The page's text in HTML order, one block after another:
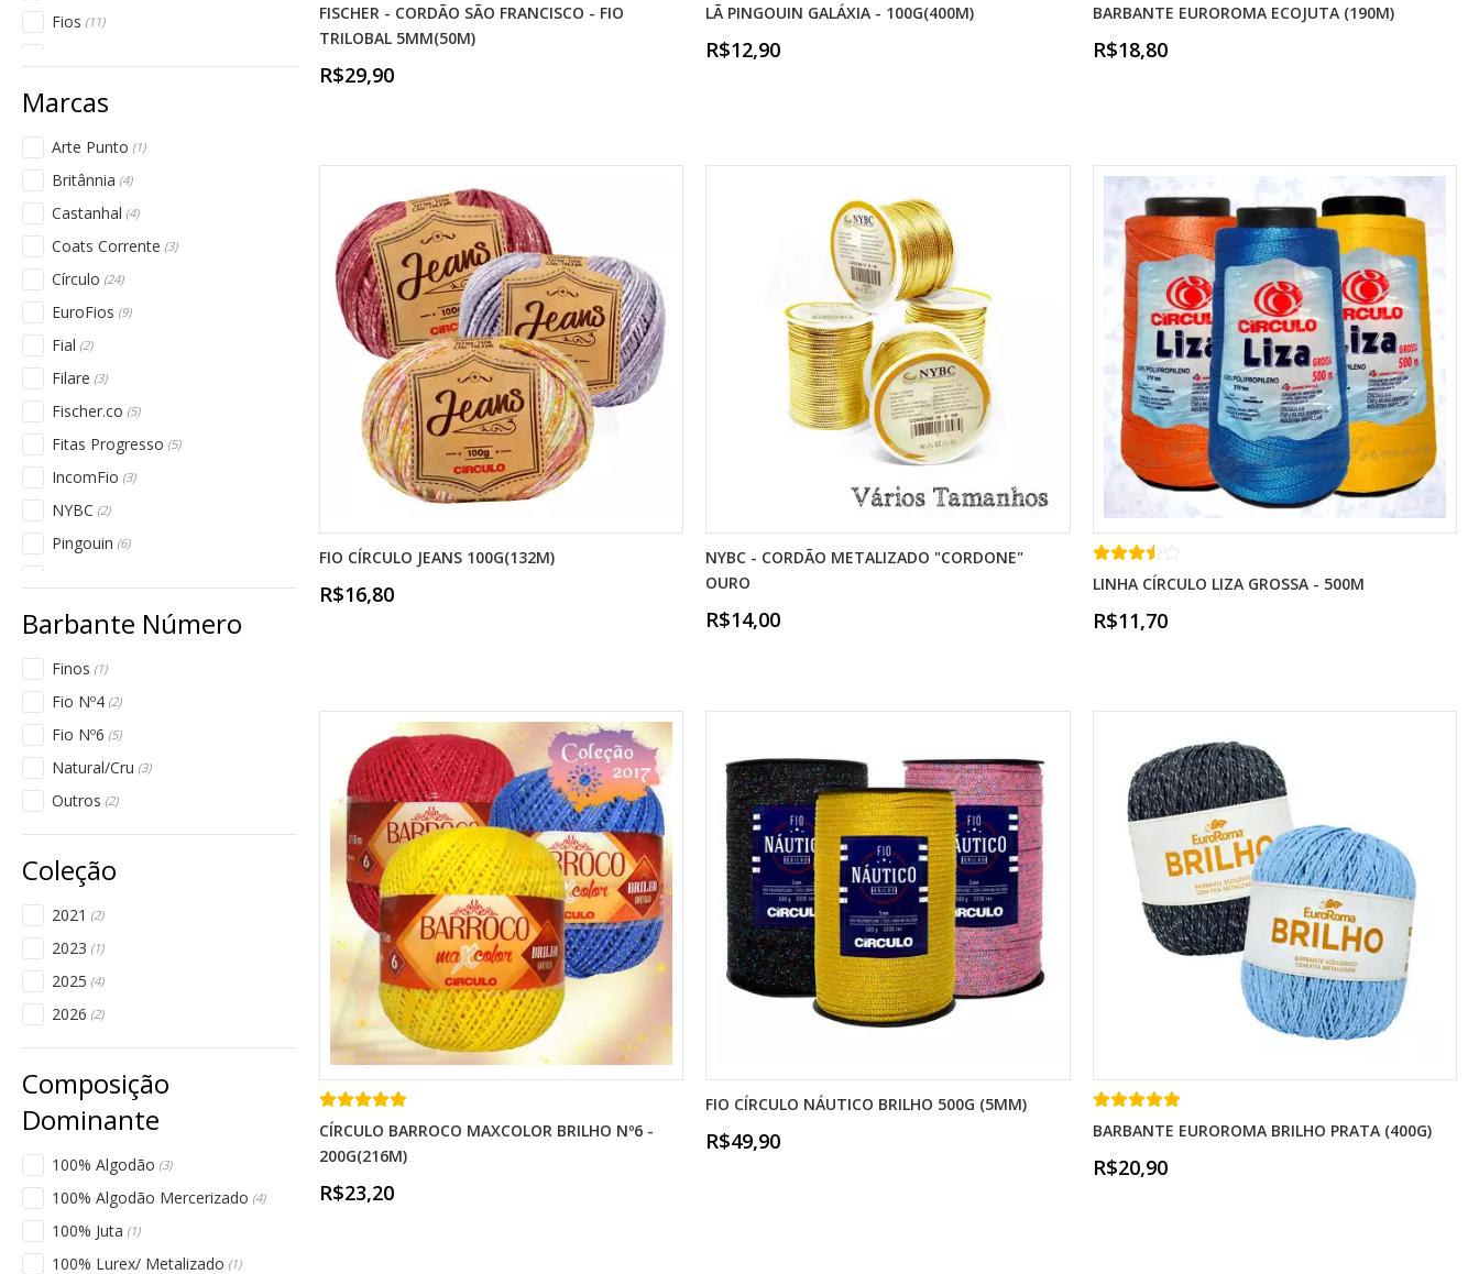
Fios (11)
Fitas Progresso
Linhas Corrente (Cisne)
Linhas Círculo
Linhas Fial (1)
Linhas Filare
Linhas IconFio
Linhas Pingouin
Lurex Ind.
Metalizado - Lurex
Pingouin (4)
Supremo (2)
São José
Temas Comemorativos
Arte Punto (1)
Britânnia (4)
Castanhal (4)
Coats Corrente (3)
Círculo (24)
EuroFios (9)
Fial (2)
Filare (3)
Fischer.co (5)
Fitas Progresso (5)
IncomFio (3)
NYBC (2)
Pingouin (6)
São José
Finos (1)
Fio Nº4 (2)
Fio Nº6 (5)
Natural/Cru (3)
Outros (2)
2021 (2)
2023 (1)
2025 (4)
2026 (2)
100% Algodão (3)
100% Algodão Mercerizado (4)
100% Juta (1)
100% Lurex/ Metalizado (1)
FISCHER - CORDÃO SÃO FRANCISCO - FIO
TRILOBAL 5MM(50M)
R$29,90
LÃ PINGOUIN GALÁXIA - 100G(400M)
R$12,90
BARBANTE EUROROMA ECOJUTA (190M)
R$18,80
FIO CÍRCULO JEANS 100G(132M)
R$16,80
NYBC - CORDÃO METALIZADO "CORDONE"
OURO
R$14,00
LINHA CÍRCULO LIZA GROSSA - 500M
R$11,70
CÍRCULO BARROCO MAXCOLOR BRILHO Nº6 -
200G(216M)
R$23,20
FIO CÍRCULO NÁUTICO BRILHO 500G (5MM)
R$49,90 BARBANTE EUROROMA BRILHO PRATA (400G)
R$20,90